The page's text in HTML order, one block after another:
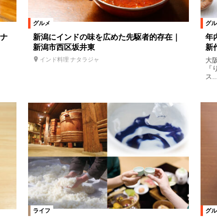
グルメ
新潟にインドの味を広めた先駆者的存在｜
新潟市西区坂井東
インド料理 ナタラジャ
グ
年
新
大
『
ス
ライフ グ